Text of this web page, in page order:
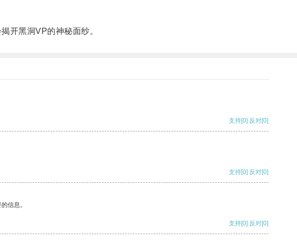
开黑洞VP的神秘面纱。
支持[0] 反对[0]
支持[0] 反对[0]
信息。
支持[0] 反对[0]